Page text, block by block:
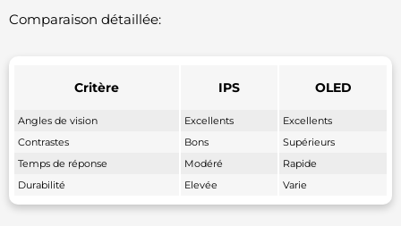
Comparaison détaillée:
Critère IPS OLED
Angles de vision Excellents
Excellents
Contrastes
Bons
Supérieurs
Temps de réponse
Modéré
Rapide
Durabilité
Elevée Varie